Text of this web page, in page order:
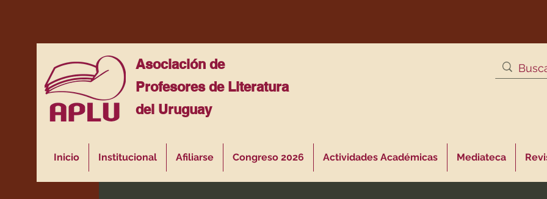
Asociación de
Profesores de Literatura
del Uruguay
Inicio Institucional Afiliarse Congreso 2026 Actividades Académicas Mediateca